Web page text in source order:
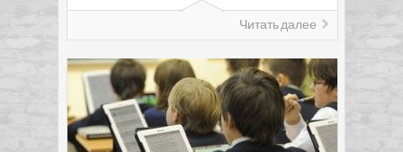
Читать далее